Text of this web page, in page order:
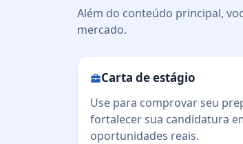
Além do conteúdo principal,
mercado.
Carta de estágio
Use para comprovar seu
fortalecer sua candidatura
oportunidades reais.